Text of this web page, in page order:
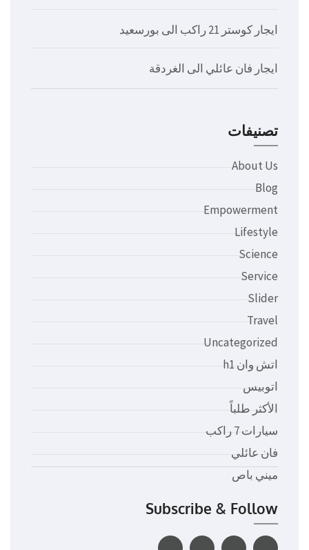
ايجار كوستر 21 راكب الى بورسعيد
ايجار فان عائلي الى الغردقة
تصنيفات
About Us
Blog
Empowerment
Lifestyle
Science
Service
Slider
Travel
Uncategorized
اتش وان h1
اتوبيس
الأكثر طلباً
سيارات 7 راكب
فان عائلي
ميني باص
Subscribe & Follow